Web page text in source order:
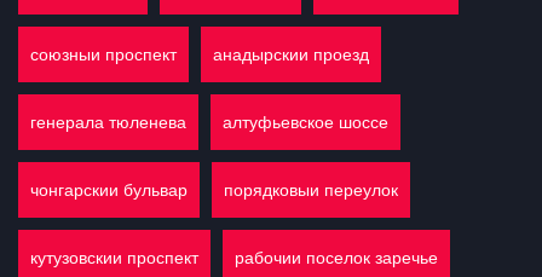
союзныи проспект анадырскии проезд
генерала тюленева алтуфьевское шоссе
чонгарскии бульвар порядковыи переулок
кутузовскии проспект рабочии поселок заречье